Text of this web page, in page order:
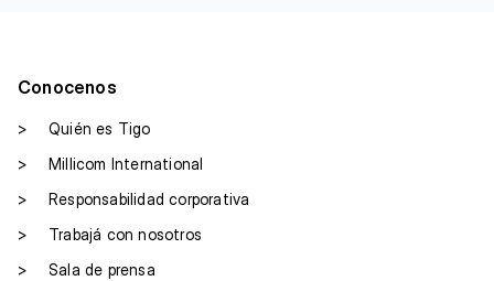
Conocenos
>
Quién es Tigo
>
Millicom International
>
Responsabilidad corporativa
>
Trabajá con nosotros
>
Sala de prensa